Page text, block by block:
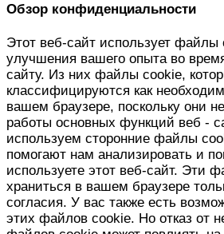
Обзор конфиденциальности
Этот веб-сайт использует файлы
улучшения вашего опыта во
сайту. Из них файлы cookie,
классифицируются как
вашем браузере, поскольку они
работы основных функций веб -
используем сторонние файлы
помогают нам анализировать и
используете этот веб-сайт. Эти
храниться в вашем браузере
согласия. У вас также есть
этих файлов cookie. Но отказ от